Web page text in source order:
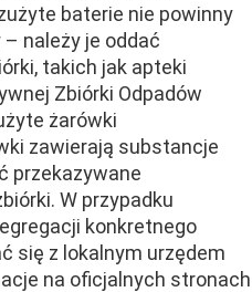
baterie nie powinny
należy je oddać
takich jak apteki
Zbiórki Odpadów
żarówki
zawierają substancje
przekazywane
W przypadku
konkretnego
się z lokalnym urzędem
na oficjalnych stronach